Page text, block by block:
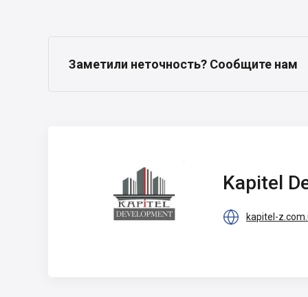
Заметили неточность? Сообщите нам
Development
Kapitel
 kapitel-